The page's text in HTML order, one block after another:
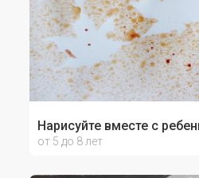
Нарисуйте вместе с
от 5 до 8 лет